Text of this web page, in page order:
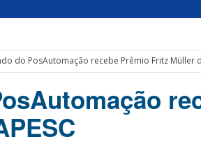
do PosAutomação recebe Prêmio Fritz Müller